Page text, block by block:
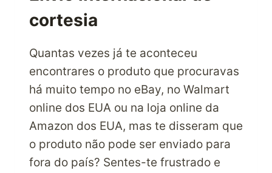
cortesia
Quantas vezes já te aconteceu
encontrares o produto que procuravas
há muito tempo no eBay, no Walmart
online dos EUA ou na loja online da
Amazon dos EUA, mas te disseram que
o produto não pode ser enviado para
fora do país? Sentes-te frustrado e